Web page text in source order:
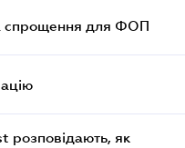
спрощення для ФОП
розповідають, як